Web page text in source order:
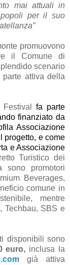
mai attuali in
per il suo
promuovono
il Comune di
scenario
attiva della
fa parte
finanziato da
Associazione
progetto, e come
e Associazione
Turistico dei
sono promotori
Beverages,
comune in
mentre
Techbau, SBS e
disponibili sono
euro, inclusa la
già attiva